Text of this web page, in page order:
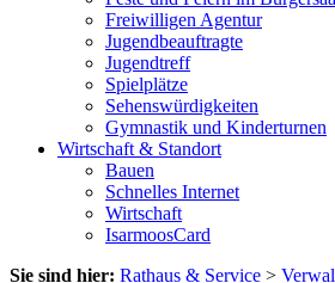
Freiwilligen Agentur
Jugendbeauftragte
Jugendtreff
Spielplätze
Sehenswürdigkeiten
Gymnastik und Kinderturnen
Wirtschaft & Standort
Bauen
Schnelles Internet
Wirtschaft
IsarmoosCard
Sie sind hier: Rathaus & Service >